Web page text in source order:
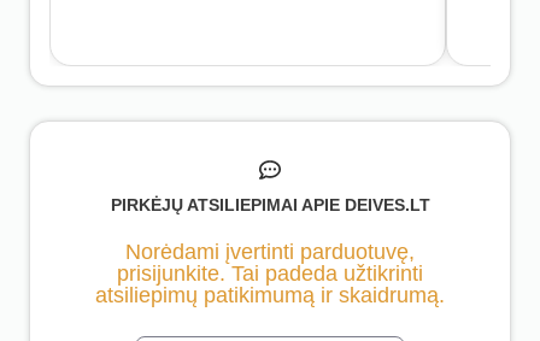
PIRKĖJŲ ATSILIEPIMAI APIE DEIVES.LT
Norėdami įvertinti parduotuvę,
prisijunkite. Tai padeda užtikrinti
atsiliepimų patikimumą ir skaidrumą.